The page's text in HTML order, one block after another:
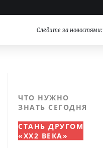
Следите за новостями:
ЧТО НУЖНО
ЗНАТЬ СЕГОДНЯ
СТАНЬ ДРУГОМ
«XX2 ВЕКА»